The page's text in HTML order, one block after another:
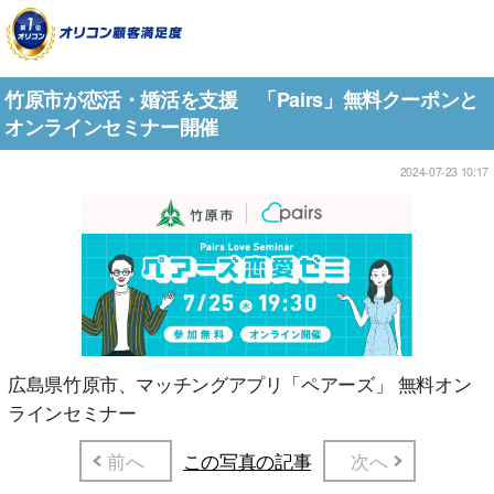
竹原市が恋活・婚活を支援 「Pairs」無料クーポンと
オンラインセミナー開催
2024-07-23 10:17
広島県竹原市、マッチングアプリ「ペアーズ」 無料オン
ラインセミナー
前へ
この写真の記事 次へ